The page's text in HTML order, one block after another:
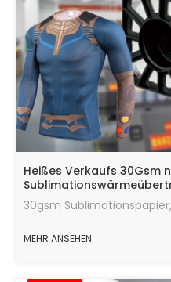
Heißes Verkaufs 30Gsm
Drucktextilien
MEHR ANSEHEN